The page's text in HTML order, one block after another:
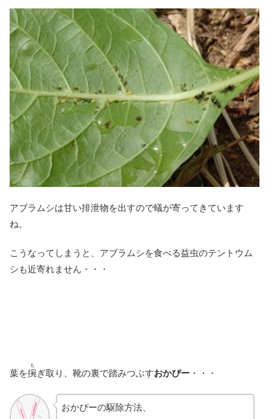
アブラムシは甘い排泄物を出すので蟻が寄ってきています
ね。
こうなってしまうと、アブラムシを食べる益虫のテントウム
シも近寄れません・・・
葉を捥
も
ぎ取り、靴の裏で踏みつぶすおかぴー ・・・
おかぴーの駆除方法、